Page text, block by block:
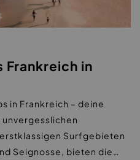
Frankreich in
in Frankreich – deine
Surfgebieten
Seignosse, bieten die…